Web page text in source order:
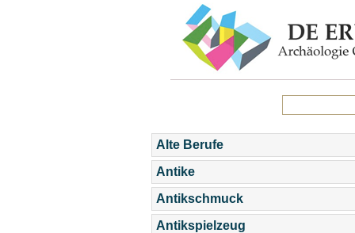
Alte Berufe
Antike
Antikschmuck
Antikspielzeug